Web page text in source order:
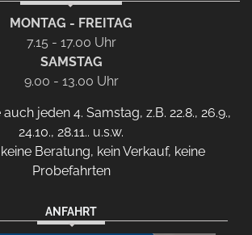
MONTAG - FREITAG
7.15 - 17.00 Uhr
SAMSTAG
9.00 - 13.00 Uhr
jeden 4. Samstag, z.B. 22.8., 26.9.,
24.10., 28.11.. u.s.w.
Beratung, kein Verkauf, keine
Probefahrten
ANFAHRT